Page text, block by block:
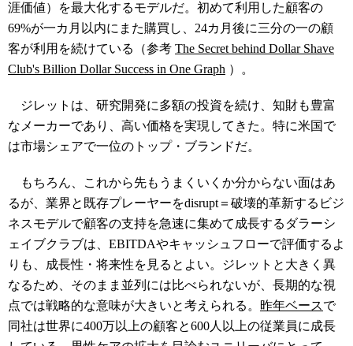
涯価値）を最大化するモデルだ。初めて利用した顧客の
69%が一カ月以内にまた購買し、24カ月後に三分の一の顧
客が利用を続けている（参考 The Secret behind Dollar Shave
Club's Billion Dollar Success in One Graph ）。
ジレット は、研究開発に多額の投資を続け、知財も豊富
なメーカーであり、高い価格を実現してきた。特に米国で
は市場シェアで一位のトップ・ブランドだ。
もちろん、これから先もうまくいくか分からない面はあ
るが、業界と既存プレーヤーをdisrupt ＝破壊的革新するビジ
ネスモデルで顧客の支持を急速に集めて成長する ダラーシ
ェイブクラブは
EBITDAやキャッシュフローで評価するよ
りも、成長性・将来性を見るとよい。ジレットと大きく異
なるため、そのまま並列には比べられないが、長期的な視
点では戦略的な意味が大きいと考えられる。 昨年ベースで
同社は世界に400万以上の顧客と600人以上の従業員に成長